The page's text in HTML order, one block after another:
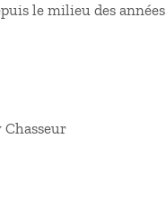
le milieu des